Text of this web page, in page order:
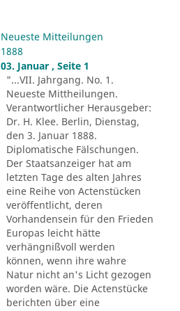
Neueste Mitteilungen
1888
03. Januar , Seite 1
"...VII. Jahrgang. No. 1.
Neueste Mittheilungen.
Verantwortlicher Herausgeber:
Dr. H. Klee. Berlin, Dienstag,
den 3. Januar 1888.
Diplomatische Fälschungen.
Der Staatsanzeiger hat am
letzten Tage des alten Jahres
eine Reihe von Actenstücken
veröffentlicht, deren
Vorhandensein für den Frieden
Europas leicht hätte
verhängnißvoll werden
können, wenn ihre wahre
Natur nicht an's Licht gezogen
worden wäre. Die Actenstücke
berichten über eine